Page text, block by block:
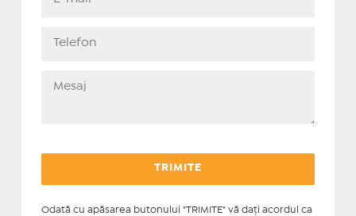
Odată cu apăsarea butonului "TRIMITE" vă daţi acordul ca